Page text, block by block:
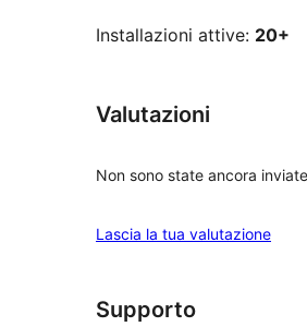
Installazioni attive: 20+
Valutazioni
Non sono state ancora
Lascia la tua valutazione
Supporto